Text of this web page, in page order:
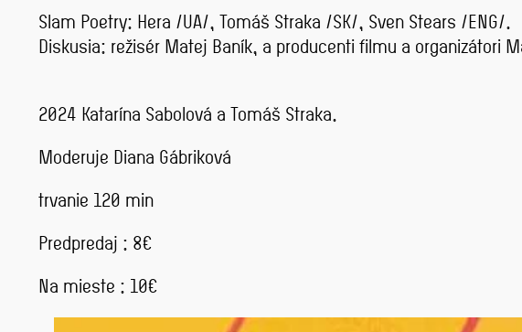
Slam Poetry: Hera /UA/, Tomáš Straka /SK/, Sven Stears /ENG/.
Diskusia: režisér Matej Baník, a producenti filmu a organizátori
2024 Katarína Sabolová a Tomáš Straka.
Moderuje Diana Gábriková
trvanie 120 min
Predpredaj : 8€
Na mieste : 10€